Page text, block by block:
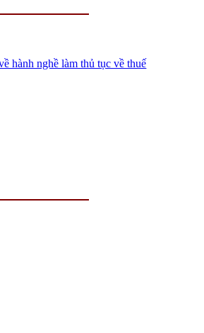
hành nghề làm thủ tục về thuế